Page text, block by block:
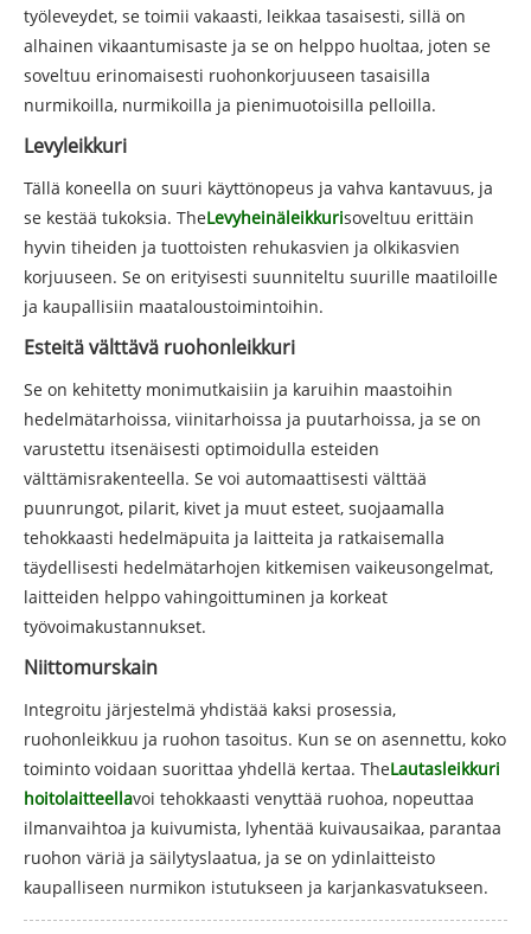
työleveydet, se toimii vakaasti, leikkaa tasaisesti, sillä on
alhainen vikaantumisaste ja se on helppo huoltaa, joten se
soveltuu erinomaisesti ruohonkorjuuseen tasaisilla
nurmikoilla, nurmikoilla ja pienimuotoisilla pelloilla.
Levyleikkuri
Tällä koneella on suuri käyttönopeus ja vahva kantavuus, ja
se kestää tukoksia. TheLevyheinäleikkurisoveltuu erittäin
hyvin tiheiden ja tuottoisten rehukasvien ja olkikasvien
korjuuseen. Se on erityisesti suunniteltu suurille maatiloille
ja kaupallisiin maataloustoimintoihin.
Esteitä välttävä ruohonleikkuri
Se on kehitetty monimutkaisiin ja karuihin maastoihin
hedelmätarhoissa, viinitarhoissa ja puutarhoissa, ja se on
varustettu itsenäisesti optimoidulla esteiden
välttämisrakenteella. Se voi automaattisesti välttää
puunrungot, pilarit, kivet ja muut esteet, suojaamalla
tehokkaasti hedelmäpuita ja laitteita ja ratkaisemalla
täydellisesti hedelmätarhojen kitkemisen vaikeusongelmat,
laitteiden helppo vahingoittuminen ja korkeat
työvoimakustannukset.
Niittomurskain
Integroitu järjestelmä yhdistää kaksi prosessia,
ruohonleikkuu ja ruohon tasoitus. Kun se on asennettu, koko
toiminto voidaan suorittaa yhdellä kertaa. TheLautasleikkuri
hoitolaitteellavoi tehokkaasti venyttää ruohoa, nopeuttaa
ilmanvaihtoa ja kuivumista, lyhentää kuivausaikaa, parantaa
ruohon väriä ja säilytyslaatua, ja se on ydinlaitteisto
kaupalliseen nurmikon istutukseen ja karjankasvatukseen.